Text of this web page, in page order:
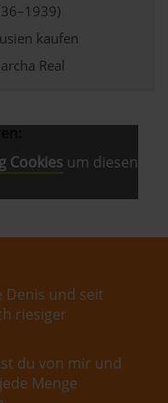
kaufen
Real
Cookies um diesen
Denis und seit
riesiger
du von mir und
Menge